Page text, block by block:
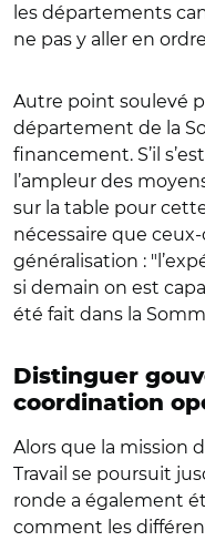
les départements
ne pas y aller en
Autre point soulevé
département de la
financement. S’il
l’ampleur des
sur la table pour
nécessaire que
généralisation :
si demain on est
été fait dans la
Distinguer
coordination
Alors que la mission
Travail se poursuit
ronde a également
comment les